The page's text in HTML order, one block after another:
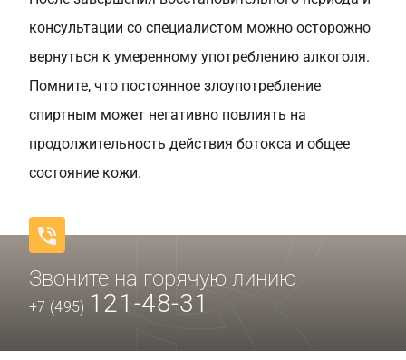
консультации со специалистом можно осторожно
вернуться к умеренному употреблению алкоголя.
Помните, что постоянное злоупотребление
спиртным может негативно повлиять на
продолжительность действия ботокса и общее
состояние кожи.
Звоните на горячую линию
+7 (495) 121-48-31